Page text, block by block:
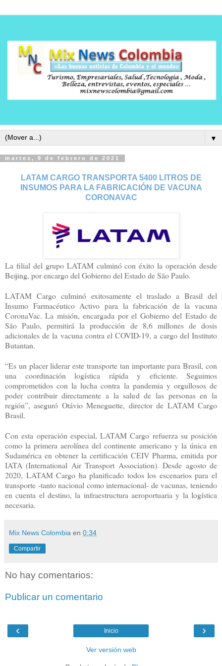
▼
martes, 9 de febrero de 2021
LATAM CARGO TRANSPORTA 5400 LITROS DE
INSUMOS PARA LA FABRICACIÓN DE VACUNA
CORONAVAC
La filial del grupo LATAM culminó con éxito la operación desde
Beijing, por encargo del Gobierno del Estado de São Paulo.
LATAM Cargo culminó exitosamente el traslado a Brasil del
Insumo Farmacéutico Activo para la fabricación de la vacuna
CoronaVac. La misión, encargada por el Gobierno del Estado de
São Paulo, permitirá la producción de 8,6 millones de dosis
adicionales de la vacuna contra el COVID-19, a cargo del Instituto
Butantan.
“Es un placer liderar este transporte tan importante para Brasil, con
una coordinación logística rápida y eficiente. Seguimos
comprometidos con la lucha contra la pandemia y orgullosos de
poder contribuir directamente a la salud de las personas en la
región”, aseguró Otávio Meneguette, director de LATAM Cargo
Brasil.
Con esta operación especial, LATAM Cargo refuerza su posición
como la primera aerolínea del continente americano y la única en
Sudamérica en obtener la certificación CEIV Pharma, emitida por
IATA (International Air Transport Association). Desde agosto de
2020, LATAM Cargo ha planificado todos los escenarios para el
transporte -tanto nacional como internacional- de vacunas, teniendo
en cuenta el destino, la infraestructura aeroportuaria y la logística
necesaria.
Mix News Colombia en 0:34
Compartir
No hay comentarios:
Publicar un comentario
‹ ›
Inicio
Ver versión web